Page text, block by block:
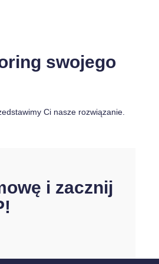
swojego
Ci nasze rozwiązanie.
i zacznij